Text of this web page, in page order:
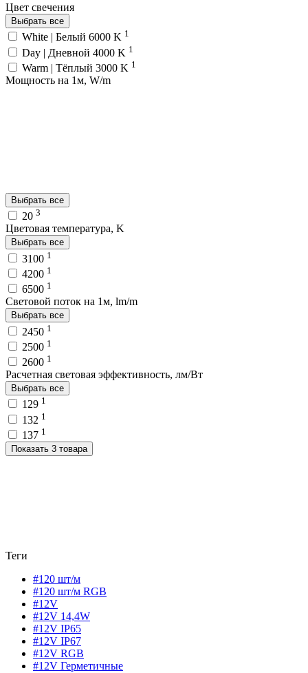
Цвет свечения
Выбрать все
White | Белый 6000 K 1
Day | Дневной 4000 K 1
Warm | Тёплый 3000 K 1
Мощность на 1м, W/m
Выбрать все
20 3
Цветовая температура, K
Выбрать все
3100 1
4200 1
6500 1
Световой поток на 1м, lm/m
Выбрать все
2450 1
2500 1
2600 1
Расчетная световая эффективность, лм/Вт
Выбрать все
129 1
132 1
137 1
Показать 3 товара
Теги
#120 шт/м
#120 шт/м RGB
#12V
#12V 14,4W
#12V IP65
#12V IP67
#12V RGB
#12V Герметичные